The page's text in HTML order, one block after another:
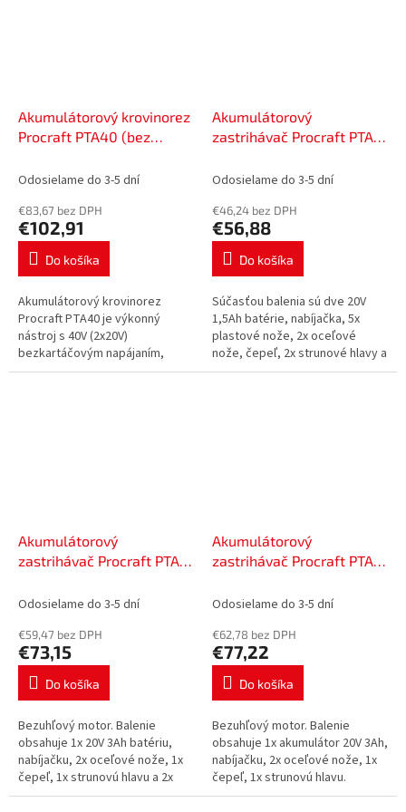
Akumulátorový krovinorez
Procraft PTA40 (bez
PTA40
Odosielame do 3-5 dní
€83,67 bez DPH
€102,91
Do košíka
Akumulátorový krovinorez
Procraft PTA40 je výkonný
nástroj s 40V (2x20V)
bezkartáčovým napájaním,
300mm šírkou záberu, 3
Akumulátorový
zastrihávač Procraft PTA-
Odosielame do 3-5 dní
€46,24 bez DPH
€56,88
Do košíka
Súčasťou balenia sú dve 20V
1,5Ah batérie, nabíjačka, 5x
plastové nože, 2x oceľové
nože, čepeľ, 2x strunové hlavy a
4x cievky reznej struny.
Akumulátorový
zastrihávač Procraft PTA-
Odosielame do 3-5 dní
€59,47 bez DPH
€73,15
Do košíka
Bezuhľový motor. Balenie
obsahuje 1x 20V 3Ah batériu,
nabíjačku, 2x oceľové nože, 1x
čepeľ, 1x strunovú hlavu a 2x
struny. Hmotnosť 2,4 kg,
Akumulátorový
zastrihávač Procraft PTA-
Odosielame do 3-5 dní
€62,78 bez DPH
€77,22
Do košíka
Bezuhľový motor. Balenie
obsahuje 1x akumulátor 20V 3Ah,
nabíjačku, 2x oceľové nože, 1x
čepeľ, 1x strunovú hlavu.
Rýchlosť 8100/min. Pracovná